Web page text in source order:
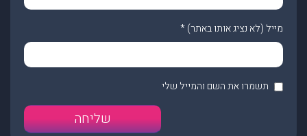
מייל (לא נציג אותו באתר)*
תשמרו את השם והמייל שלי